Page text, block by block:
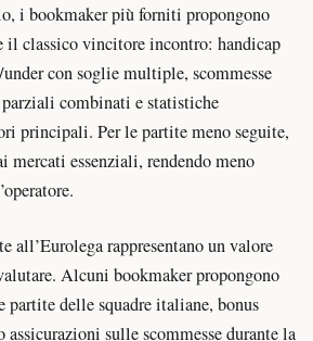
i bookmaker più forniti propongono
il classico vincitore incontro: handicap
con soglie multiple, scommesse
combinati e statistiche
principali. Per le partite meno seguite,
mercati essenziali, rendendo meno
all’Eurolega rappresentano un valore
Alcuni bookmaker propongono
partite delle squadre italiane, bonus
sulle scommesse durante la